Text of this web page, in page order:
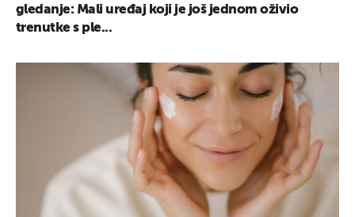
gledanje: Mali uređaj koji je još jednom oživio
trenutke s ple...